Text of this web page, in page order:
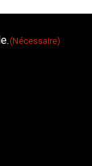
(Nécessaire)